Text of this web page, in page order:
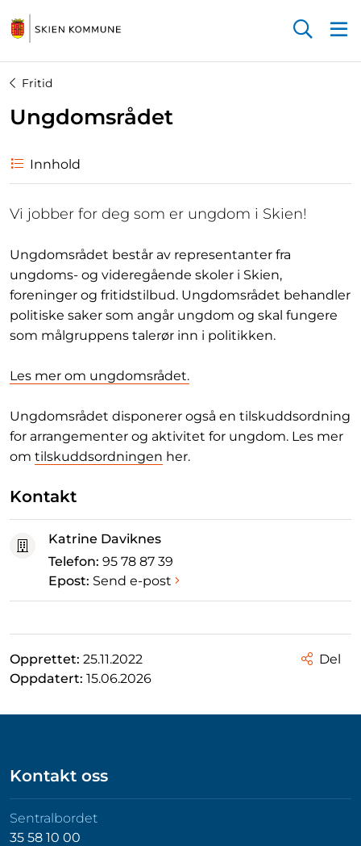
Fritid
Ungdomsrådet
Innhold
Vi jobber for deg som er ungdom i Skien!
Ungdomsrådet består av representanter fra
ungdoms- og videregående skoler i Skien,
foreninger og fritidstilbud. Ungdomsrådet behandler
politiske saker som angår ungdom og skal fungere
som målgruppens talerør inn i politikken.
Les mer om ungdomsrådet.
Ungdomsrådet disponerer også en tilskuddsordning
for arrangementer og aktivitet for ungdom. Les mer
om tilskuddsordningen her.
Kontakt
Katrine Daviknes
Telefon: 95 78 87 39
Epost: Send e-post
Opprettet: 25.11.2022
Oppdatert: 15.06.2026
Del
Kontakt oss
Sentralbordet
35 58 10 00